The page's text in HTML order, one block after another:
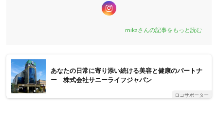
mikaさんの記事をもっと読む
あなたの日常に寄り添い続ける美容と健康のパートナ
ー 株式会社サニーライフジャパン
ロコサポーター